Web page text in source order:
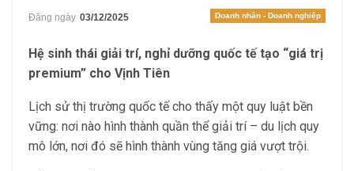
Doanh nhân - Doanh nghiệp
Đăng ngày 03/12/2025
Hệ sinh thái giải trí, nghỉ dưỡng quốc tế tạo “giá trị
premium” cho Vịnh Tiên
Lịch sử thị trường quốc tế cho thấy một quy luật bền
vững: nơi nào hình thành quần thể giải trí – du lịch quy
mô lớn, nơi đó sẽ hình thành vùng tăng giá vượt trội.